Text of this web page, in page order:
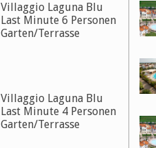
Villaggio Laguna Blu
Last Minute 6 Personen
Garten/Terrasse
Villaggio Laguna Blu
Last Minute 4 Personen
Garten/Terrasse